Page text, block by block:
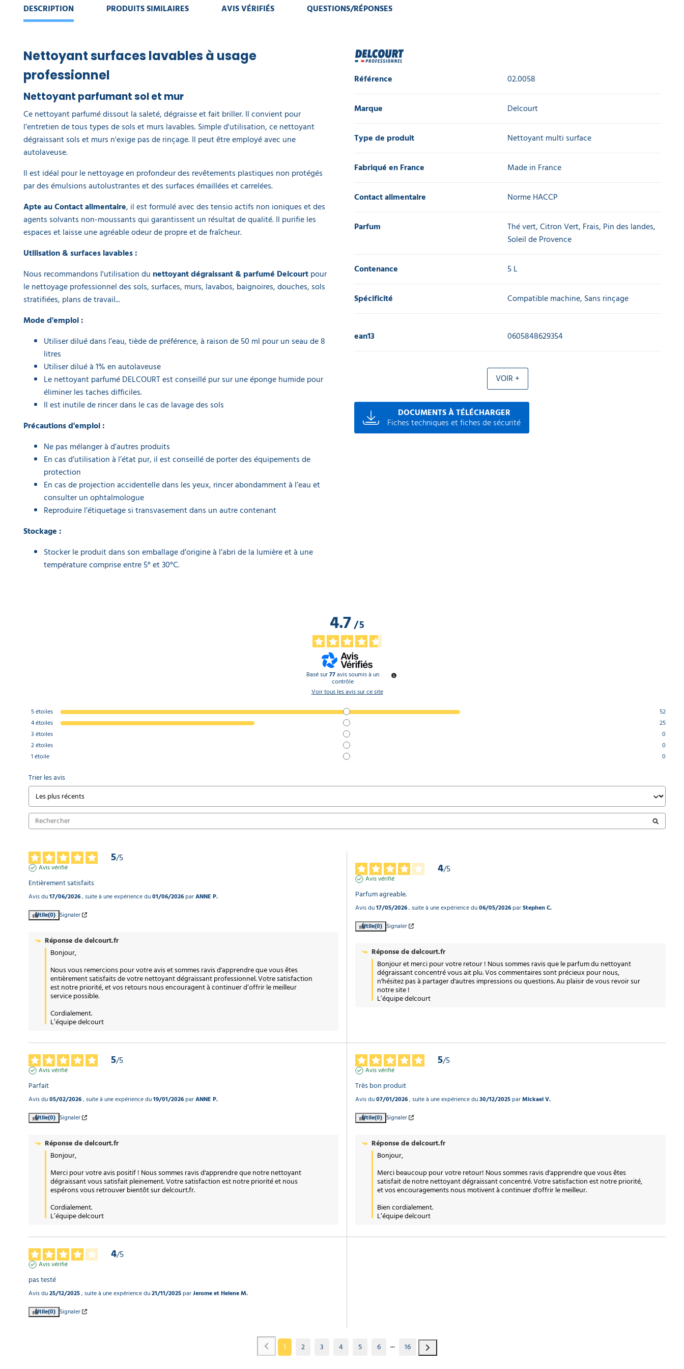
DE
PROTECTION
INDIVIDUELLE
GAMME
ÉCOLOGIQUE
PROMOS
DESCRIPTION PRODUITS SIMILAIRES AVIS VÉRIFIÉS QUESTIONS/RÉPONSES
Nettoyant surfaces lavables à usage
professionnel
Nettoyant parfumant sol et mur
Ce nettoyant parfumé dissout la saleté, dégraisse et fait briller. Il convient pour
l’entretien de tous types de sols et murs lavables. Simple d'utilisation, ce nettoyant
dégraissant sols et murs n'exige pas de rinçage. Il peut être employé avec une
autolaveuse.
Il est idéal pour le nettoyage en profondeur des revêtements plastiques non protégés
par des émulsions autolustrantes et des surfaces émaillées et carrelées.
Apte au Contact alimentaire, il est formulé avec des tensio actifs non ioniques et des
agents solvants non-moussants qui garantissent un résultat de qualité. Il purifie les
espaces et laisse une agréable odeur de propre et de fraîcheur.
Utilisation & surfaces lavables :
Nous recommandons l'utilisation du nettoyant dégraissant & parfumé Delcourtpour
le nettoyage professionnel des sols, surfaces, murs, lavabos, baignoires, douches, sols
stratifiées, plans de travail...
Mode d'emploi :
Utiliser dilué dans l’eau, tiède de préférence, à raison de 50 ml pour un seau de 8
litres
Utiliser dilué à 1% en autolaveuse
Le nettoyant parfumé DELCOURT est conseillé pur sur une éponge humide pour
éliminer les taches difficiles.
Il est inutile de rincer dans le cas de lavage des sols
Précautions d'emploi :
Ne pas mélanger à d’autres produits
En cas d’utilisation à l’état pur, il est conseillé de porter des équipements de
protection
En cas de projection accidentelle dans les yeux, rincer abondamment à l’eau et
consulter un ophtalmologue
Reproduire l’étiquetage si transvasement dans un autre contenant
Stockage :
Stocker le produit dans son emballage d’origine à l’abri de la lumière et à une
température comprise entre 5° et 30°C.
Référence 02.0058
Marque Delcourt
Type de produit Nettoyant multi surface
Fabriqué en France Made in France
Contact alimentaire Norme HACCP
Parfum
Thé vert, Citron Vert, Frais, Pin des landes,
Soleil de Provence
Contenance 5 L
Spécificité Compatible machine, Sans rinçage
ean13 0605848629354
VOIR +
DOCUMENTS À TÉLÉCHARGER
Fiches techniques et fiches de sécurité
4.7/5
Basé sur77avis soumis à un
contrôle
Voir tous les avis sur ce site
5étoiles
52
4étoiles
25
3 étoiles
0
2étoiles
0
1 étoile 0
Trier les avis
5/5
Avis vérifié
Entièrement satisfaits
Avis du17/06/2026, suite à une expérience du01/06/2026parANNE P.
Utile(0) Signaler
Réponse dedelcourt.fr
Bonjour,
Nous vous remercions pour votre avis et sommes ravis d'apprendre que vous êtes
entièrement satisfaits de votre nettoyant dégraissant professionnel. Votre satisfaction
est notre priorité, et vos retours nous encouragent à continuer d’offrir le meilleur
service possible.
Cordialement.
L’équipe delcourt
4/5
Avis vérifié
Parfum agreable.
Avis du17/05/2026, suite à une expérience du06/05/2026parStephen C.
Utile(0) Signaler
Réponse dedelcourt.fr
Bonjour et merci pour votre retour ! Nous sommes ravis que le parfum du nettoyant
dégraissant concentré vous ait plu. Vos commentaires sont précieux pour nous,
n'hésitez pas à partager d'autres impressions ou questions. Au plaisir de vous revoir sur
notre site !
L’équipe delcourt
5/5
Avis vérifié
Parfait
Avis du05/02/2026, suite à une expérience du19/01/2026parANNE P.
Utile(0) Signaler
Réponse dedelcourt.fr
Bonjour,
Merci pour votre avis positif ! Nous sommes ravis d'apprendre que notre nettoyant
dégraissant vous satisfait pleinement. Votre satisfaction est notre priorité et nous
espérons vous retrouver bientôt sur delcourt.fr.
Cordialement.
L’équipe delcourt
5/5
Avis vérifié
Très bon produit
Avis du07/01/2026, suite à une expérience du30/12/2025parMickael V.
Utile(0) Signaler
Réponse dedelcourt.fr
Bonjour,
Merci beaucoup pour votre retour! Nous sommes ravis d'apprendre que vous êtes
satisfait de notre nettoyant dégraissant concentré. Votre satisfaction est notre priorité,
et vos encouragements nous motivent à continuer d'offrir le meilleur.
Bien cordialement.
L’équipe delcourt
4/5
Avis vérifié
pas testé
Avis du25/12/2025, suite à une expérience du21/11/2025parJerome et Helene M.
Utile(0) Signaler
1 2 3 4 5 6 16